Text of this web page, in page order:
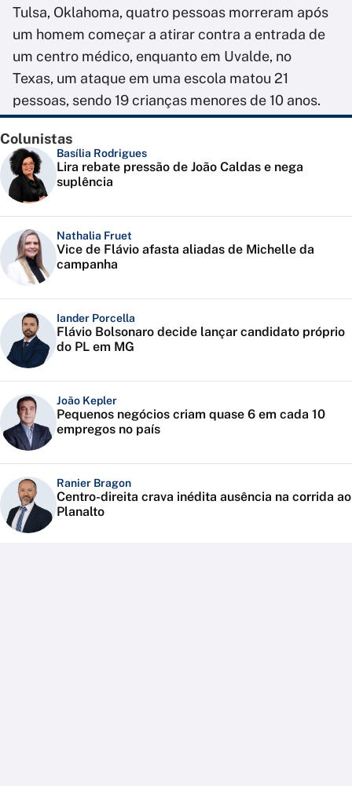
Tulsa, Oklahoma, quatro pessoas morreram após
um homem começar a atirar contra a entrada de
um centro médico, enquanto em Uvalde, no
Texas, um ataque em uma escola matou 21
pessoas, sendo 19 crianças menores de 10 anos.
Colunistas
Basília Rodrigues
Lira rebate pressão de João Caldas e nega
suplência
Nathalia Fruet
Vice de Flávio afasta aliadas de Michelle da
campanha
Iander Porcella
Flávio Bolsonaro decide lançar candidato próprio
do PL em MG
João Kepler
Pequenos negócios criam quase 6 em cada 10
empregos no país
Ranier Bragon
Centro-direita crava inédita ausência na corrida ao
Planalto